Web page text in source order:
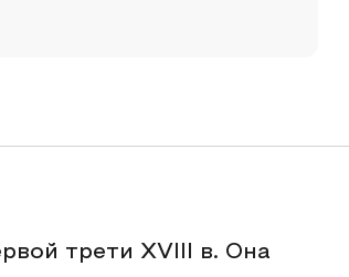
трети XVIII в. Она